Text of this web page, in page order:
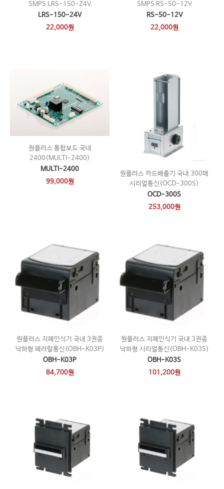
SMPS LRS-150-24V
LRS-150-24V
22,000원
SMPS RS-50-12V
RS-50-12V
22,000원
원플러스 통합보드 국내
2400(MULTI-2400)
MULTI-2400
99,000원
원플러스 카드배출기 국내 300매
시리얼통신(OCD-300S)
OCD-300S
253,000원
원플러스 지폐인식기 국내 3권종
낙하형 페러럴통신(OBH-K03P)
OBH-K03P
84,700원
원플러스 지폐인식기 국내 3권종
낙하형 시리얼통신(OBH-K03S)
OBH-K03S
101,200원